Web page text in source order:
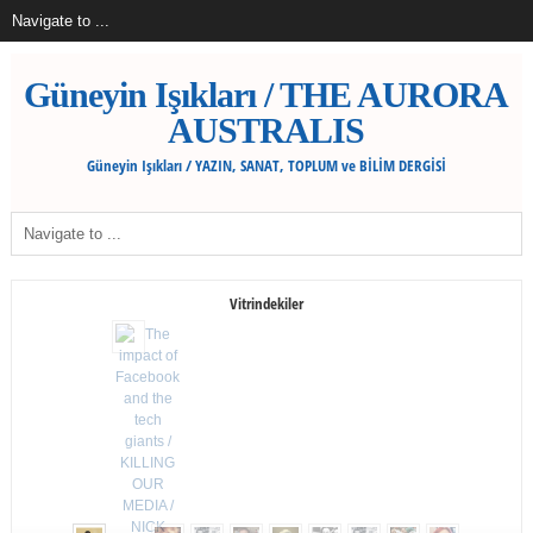
Güneyin Işıkları / THE AURORA
AUSTRALIS
Güneyin Işıkları / YAZIN, SANAT, TOPLUM ve BİLİM DERGİSİ
Vitrindekiler